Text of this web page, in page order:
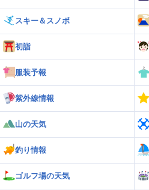
スキー＆スノボ
初詣
服装予報
紫外線情報
山の天気
釣り情報
ゴルフ場の天気